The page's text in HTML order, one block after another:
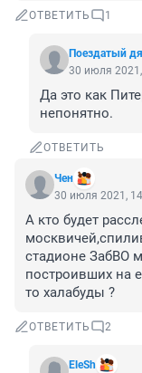
ОТВЕТИТЬ 1
Поездатый
30 июля
Да это как
непонятно.
ОТВЕТИТЬ
Чен
30 июля 2021,
А кто будет
стадионе ЗабВО
построивших на
то халабуды ?
ОТВЕТИТЬ 2
EleSh